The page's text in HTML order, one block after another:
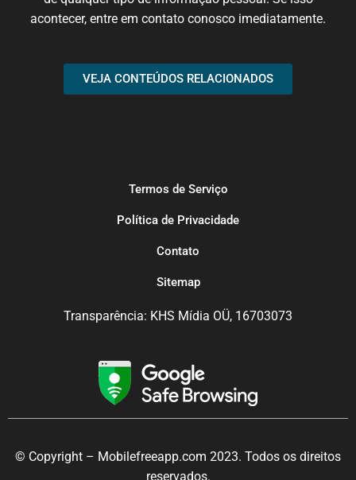
acontecer, entre em contato conosco imediatamente.
VEJA CONTEÚDOS RELACIONADOS
Termos de Serviço
Política de Privacidade
Contato
Sitemap
Transparência: KHS Mídia OÜ, 16703073
© Copyright – Mobilefreeapp.com 2023. Todos os direitos
reservados.